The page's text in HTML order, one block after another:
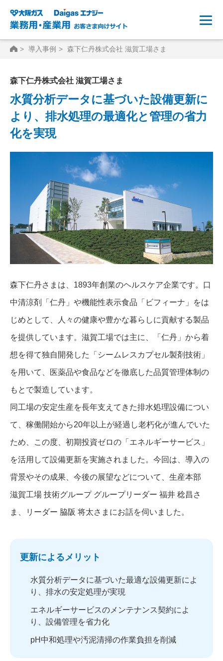
HOME導入事例 森下仁丹株式会社 滋賀工場さま
森下仁丹株式会社 滋賀工場さま
水質分析データに基づいた設備更新に
より、排水処理の最適化と管理の省力
化を実現
森下仁丹さまは、1893年創業のヘルスケア企業です。口
中清涼剤「仁丹」や機能性表示食品「ビフィーナ」をは
じめとして、人々の健康や豊かな暮らしに貢献する製品
を提供しています。滋賀工場では主に、「仁丹」から着
想を得て独自開発した「シームレスカプセル製剤技術」
を用いて、医薬品や食品などを徹底した品質管理体制の
もとで製造しています。
同工場の安定生産を長年支えてきた排水処理設備につい
て、稼働開始から20年以上が経過し老朽化が進んでいた
ため、この度、初期投資ゼロの「エネルギーサービス」
を活用して設備更新を実施されました。今回は、導入の
背景やその成果、今後の展望などについて、生産本部
滋賀工場 技術グループ グループリーダー 福井 稔昌さ
ま、リーダー 脇阪 将太さまにお話を伺いました。
更新によるメリット
水質分析データに基づいた最適な設備更新によ
り、排水の安定処理が実現
エネルギーサービスのメンテナンス契約によ
り、設備管理を省力化
pH中和処理や汚泥清掃の作業負担を削減